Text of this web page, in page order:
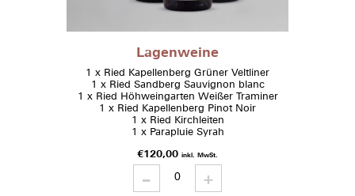
Lagenweine
1 x Ried Kapellenberg Grüner Veltliner
1 x Ried Sandberg Sauvignon blanc
1 x Ried Höhweingarten Weißer Traminer
1 x Ried Kapellenberg Pinot Noir
1 x Ried Kirchleiten
1 x Parapluie Syrah
€120,00 inkl. MwSt.
-
Lagenweine
quantity+